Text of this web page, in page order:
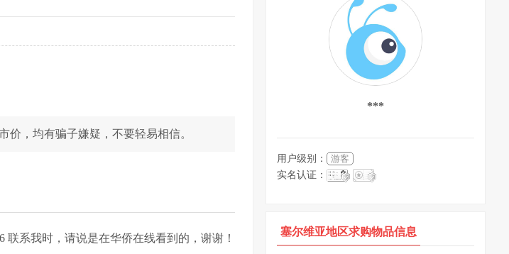
价，均有骗子嫌疑，不要轻易相信。
联系我时，请说是在华侨在线看到的，谢谢！
***
用户级别：
游客
实名认证：
塞尔维亚地区求购物品信息